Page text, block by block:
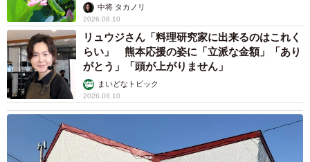
中将 タカノリ
2026.08.10
リュウジさん「料理研究家に出来るのはこれく
らい」 熊本応援の姿に「立派な金額」「あり
がとう」「頭が上がりません」
まいどなトピック
2026.08.10